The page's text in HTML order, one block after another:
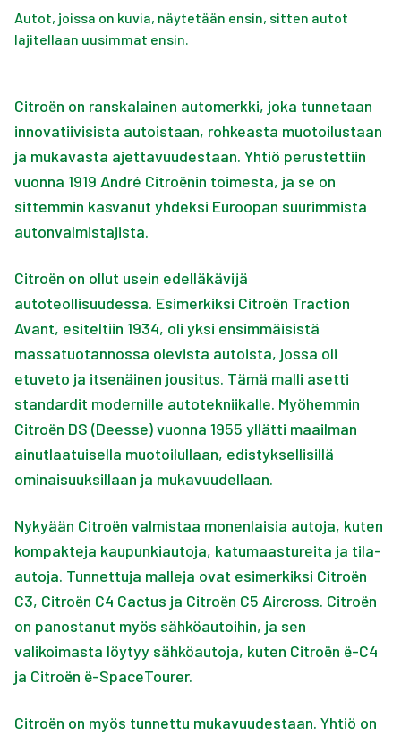
Autot, joissa on kuvia, näytetään ensin, sitten autot
lajitellaan uusimmat ensin.
Citroën on ranskalainen automerkki, joka tunnetaan
innovatiivisista autoistaan, rohkeasta muotoilustaan
ja mukavasta ajettavuudestaan. Yhtiö perustettiin
vuonna 1919 André Citroënin toimesta, ja se on
sittemmin kasvanut yhdeksi Euroopan suurimmista
autonvalmistajista.
Citroën on ollut usein edelläkävijä
autoteollisuudessa. Esimerkiksi Citroën Traction
Avant, esiteltiin 1934, oli yksi ensimmäisistä
massatuotannossa olevista autoista, jossa oli
etuveto ja itsenäinen jousitus. Tämä malli asetti
standardit modernille autotekniikalle. Myöhemmin
Citroën DS (Deesse) vuonna 1955 yllätti maailman
ainutlaatuisella muotoilullaan, edistyksellisillä
ominaisuuksillaan ja mukavuudellaan.
Nykyään Citroën valmistaa monenlaisia autoja, kuten
kompakteja kaupunkiautoja, katumaastureita ja tila-
autoja. Tunnettuja malleja ovat esimerkiksi Citroën
C3, Citroën C4 Cactus ja Citroën C5 Aircross. Citroën
on panostanut myös sähköautoihin, ja sen
valikoimasta löytyy sähköautoja, kuten Citroën ë-C4
ja Citroën ë-SpaceTourer.
Citroën on myös tunnettu mukavuudestaan. Yhtiö on